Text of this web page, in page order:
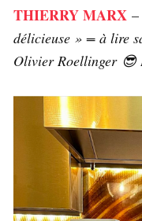
THIERRY MARX –
délicieuse » = à lire
Olivier Roellinger 😎